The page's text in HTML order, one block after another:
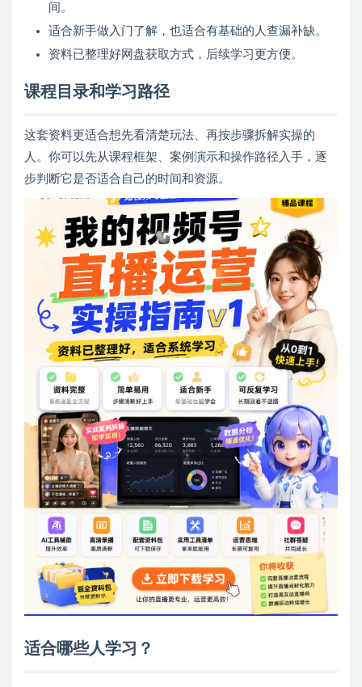
间。
适合新手做入门了解，也适合有基础的人查漏补缺。
资料已整理好网盘获取方式，后续学习更方便。
课程目录和学习路径
这套资料更适合想先看清楚玩法、再按步骤拆解实操的
人。你可以先从课程框架、案例演示和操作路径入手，逐
步判断它是否适合自己的时间和资源。
适合哪些人学习？